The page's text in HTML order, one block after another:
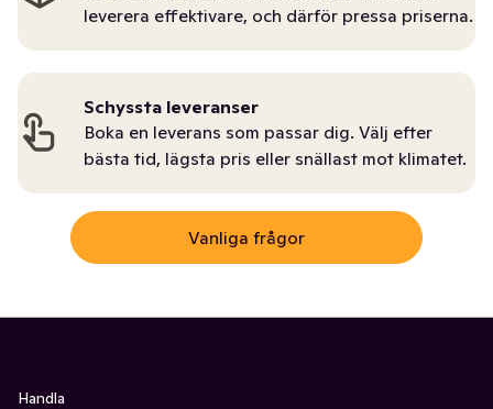
leverera effektivare, och därför pressa priserna.
Schyssta leveranser
Boka en leverans som passar dig. Välj efter
bästa tid, lägsta pris eller snällast mot klimatet.
Vanliga frågor
Handla